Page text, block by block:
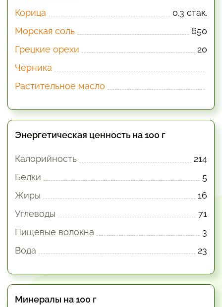
Корица
0.3 стак.
Морская соль
650
Грецкие орехи
20
Черника
Растительное масло
Энергетическая ценность на 100 г
Калорийность
214
Белки
5
Жиры
16
Углеводы
71
Пищевые волокна
3
Вода
23
Минералы на 100 г